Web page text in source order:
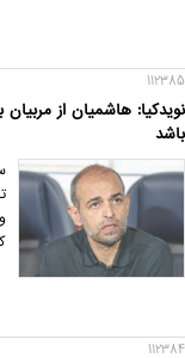
112385
نویدکیا: هاشمیان از مربیان
باشد
112384